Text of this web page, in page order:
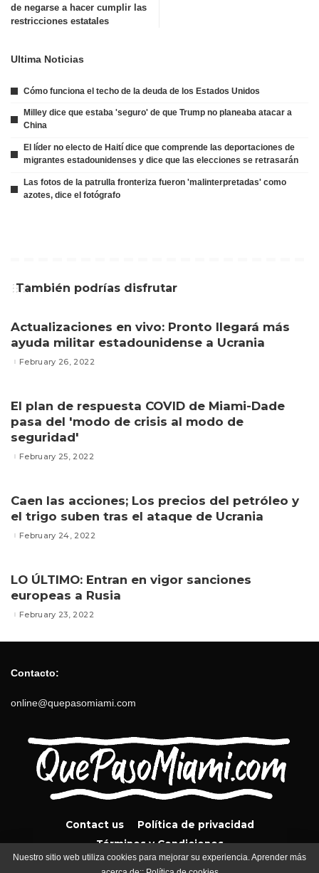
de negarse a hacer cumplir las
restricciones estatales
Ultima Noticias
Cómo funciona el techo de la deuda de los Estados Unidos
Milley dice que estaba 'seguro' de que Trump no planeaba atacar a
China
El líder no electo de Haití dice que comprende las deportaciones de
migrantes estadounidenses y dice que las elecciones se retrasarán
Las fotos de la patrulla fronteriza fueron 'malinterpretadas' como
azotes, dice el fotógrafo
También podrías disfrutar
Actualizaciones en vivo: Pronto llegará más
ayuda militar estadounidense a Ucrania
February 26, 2022
El plan de respuesta COVID de Miami-Dade
pasa del 'modo de crisis al modo de
seguridad'
February 25, 2022
Caen las acciones; Los precios del petróleo y
el trigo suben tras el ataque de Ucrania
February 24, 2022
LO ÚLTIMO: Entran en vigor sanciones
europeas a Rusia
February 23, 2022
Contacto:
online@quepasomiami.com
Contact us
Política de privacidad
Términos y Condiciones
Nuestro sitio web utiliza cookies para mejorar su experiencia. Aprender más